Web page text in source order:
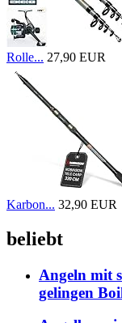
Rolle... 27,90 EUR
Karbon... 32,90 EUR
beliebt
Angeln mit
gelingen